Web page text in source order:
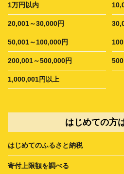
1万円以内
20,001～30,000円
50,001～100,000円
200,001～500,000円
1,000,001円以上
はじめての方
はじめてのふるさと納税
寄付上限額を調べる